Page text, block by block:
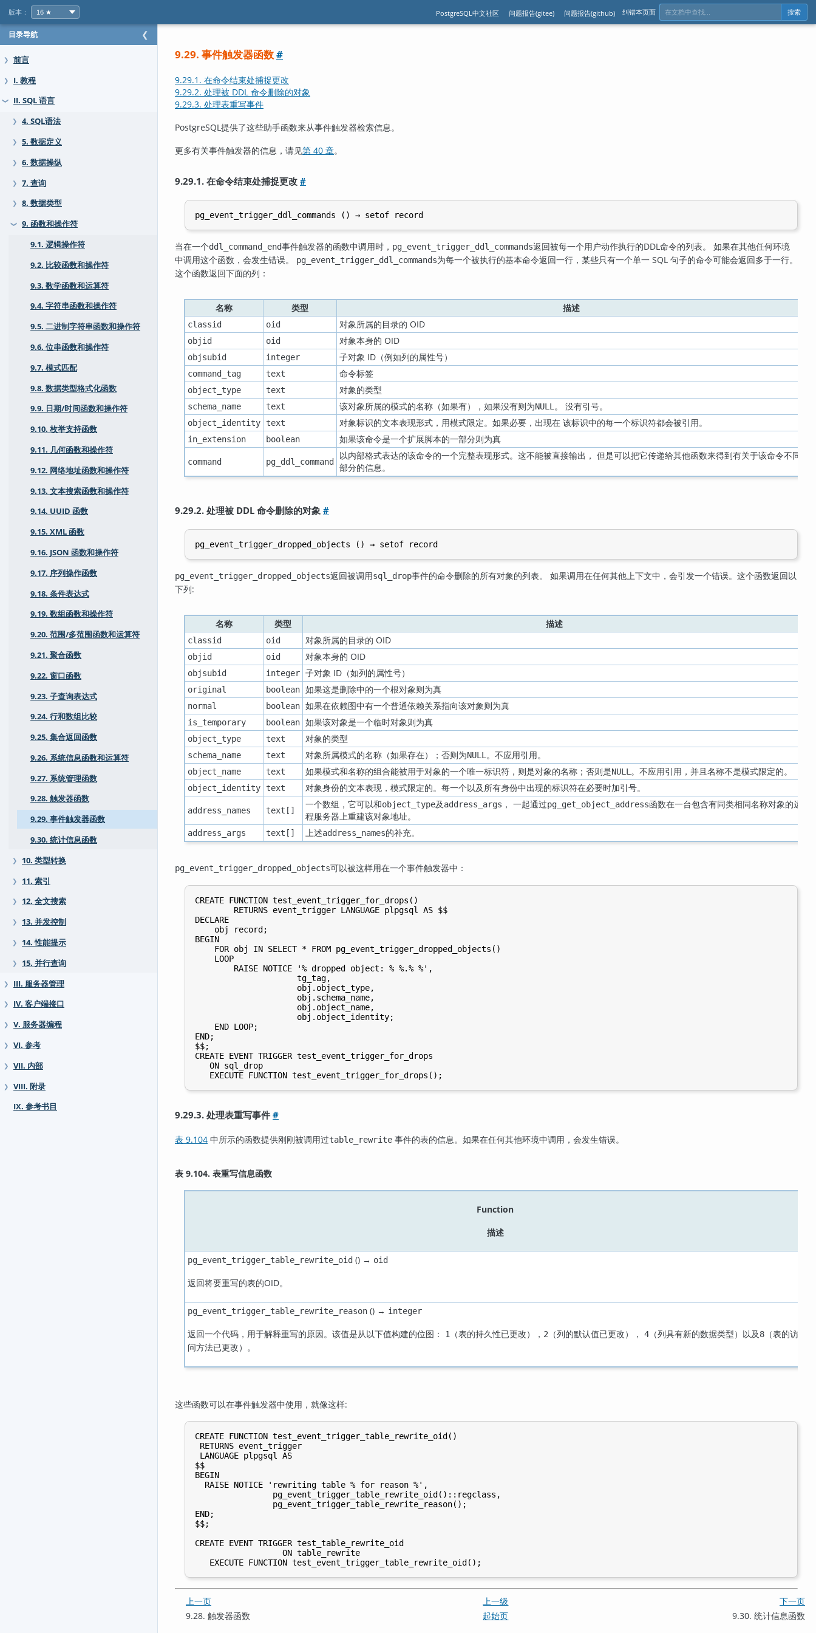
版本： PostgreSQL中文社区 问题报告(gitee) 问题报告(github) 纠错本页面 搜索
目录导航 ❮
❯ 前言
❯ I. 教程
❯ II. SQL 语言
❯ 4. SQL语法
❯ 5. 数据定义
❯ 6. 数据操纵
❯ 7. 查询
❯ 8. 数据类型
❯
9. 函数和操作符
9.1. 逻辑操作符
9.2. 比较函数和操作符
9.3. 数学函数和运算符
9.4. 字符串函数和操作符
9.5. 二进制字符串函数和操作符
9.6. 位串函数和操作符
9.7. 模式匹配
9.8. 数据类型格式化函数
9.9. 日期/时间函数和操作符
9.10. 枚举支持函数
9.11. 几何函数和操作符
9.12. 网络地址函数和操作符
9.13. 文本搜索函数和操作符
9.14. UUID 函数
9.15. XML 函数
9.16. JSON 函数和操作符
9.17. 序列操作函数
9.18. 条件表达式
9.19. 数组函数和操作符
9.20. 范围/多范围函数和运算符
9.21. 聚合函数
9.22. 窗口函数
9.23. 子查询表达式
9.24. 行和数组比较
9.25. 集合返回函数
9.26. 系统信息函数和运算符
9.27. 系统管理函数
9.28. 触发器函数
9.29. 事件触发器函数
9.30. 统计信息函数
❯ 10. 类型转换
❯ 11. 索引
❯ 12. 全文搜索
❯ 13. 并发控制
❯ 14. 性能提示
❯ 15. 并行查询
❯ III. 服务器管理
❯ IV. 客户端接口
❯ V. 服务器编程
❯ VI. 参考
❯ VII. 内部
❯
VIII. 附录
IX. 参考书目
9.29. 事件触发器函数#
9.29.1. 在命令结束处捕捉更改
9.29.2. 处理被 DDL 命令删除的对象
9.29.3. 处理表重写事件
PostgreSQL提供了这些助手函数来从事件触发器检索信息。
更多有关事件触发器的信息，请见第 40 章。
9.29.1. 在命令结束处捕捉更改#
pg_event_trigger_ddl_commands () → setof record
当在一个ddl_command_end事件触发器的函数中调用时， pg_event_trigger_ddl_commands返回被每一个用户动作执行的DDL命令的列表。 如果在其他任何环境
中调用这个函数，会发生错误。
pg_event_trigger_ddl_commands为每一个被执行的基本命令返回一行，某些只有一个单一 SQL 句子的命令可能会返回多于一行。
这个函数返回下面的列：
名称 类型 描述
classid oid 对象所属的目录的 OID
objid oid 对象本身的 OID
objsubid integer 子对象 ID（例如列的属性号）
command_tag text 命令标签
object_type text 对象的类型
schema_name text 该对象所属的模式的名称（如果有），如果没有则为NULL 。 没有引号。
object_identity text 对象标识的文本表现形式，用模式限定。如果必要，出现在 该标识中的每一个标识符都会被引用。
in_extension boolean 如果该命令是一个扩展脚本的一部分则为真
command pg_ddl_command
以内部格式表达的该命令的一个完整表现形式。这不能被直接输出， 但是可以把它传递给其他函数来得到有关于该命令不同
部分的信息。
9.29.2. 处理被 DDL 命令删除的对象#
pg_event_trigger_dropped_objects () → setof record
pg_event_trigger_dropped_objects返回被调用sql_drop事件的命令删除的所有对象的列表。 如果调用在任何其他上下文中，会引发一个错误。这个函数返回以
下列:
名称 类型 描述
classid oid 对象所属的目录的 OID
objid oid 对象本身的 OID
objsubid integer 子对象 ID（如列的属性号）
original boolean 如果这是删除中的一个根对象则为真
normal boolean 如果在依赖图中有一个普通依赖关系指向该对象则为真
is_temporary boolean 如果该对象是一个临时对象则为真
object_type text 对象的类型
schema_name text 对象所属模式的名称（如果存在）；否则为NULL 。不应用引用。
object_name text 如果模式和名称的组合能被用于对象的一个唯一标识符，则是对象的名称；否则是NULL 。不应用引用，并且名称不是模式限定的。
object_identity text 对象身份的文本表现，模式限定的。每一个以及所有身份中出现的标识符在必要时加引号。
address_names text[]
一个数组，它可以和object_type及address_args ， 一起通过pg_get_object_address函数在一台包含有同类相同名称对象的远
程服务器上重建该对象地址。
address_args text[] 上述address_names的补充。
pg_event_trigger_dropped_objects可以被这样用在一个事件触发器中：
CREATE FUNCTION test_event_trigger_for_drops()
        RETURNS event_trigger LANGUAGE plpgsql AS $$
DECLARE
    obj record;
BEGIN
    FOR obj IN SELECT * FROM pg_event_trigger_dropped_objects()
    LOOP
        RAISE NOTICE '% dropped object: % %.% %',
                     tg_tag,
                     obj.object_type,
                     obj.schema_name,
                     obj.object_name,
                     obj.object_identity;
    END LOOP;
END;
$$;
CREATE EVENT TRIGGER test_event_trigger_for_drops
   ON sql_drop
9.29.3. 处理表重写事件#
表 9.104 中所示的函数提供刚刚被调用过table_rewrite 事件的表的信息。如果在任何其他环境中调用，会发生错误。
表 9.104. 表重写信息函数
Function
描述
pg_event_trigger_table_rewrite_oid() → oid
返回将要重写的表的OID。
pg_event_trigger_table_rewrite_reason() → integer
返回一个代码，用于解释重写的原因。该值是从以下值构建的位图： 1（表的持久性已更改）， 2（列的默认值已更改）， 4（列具有新的数据类型）以及8（表的访
问方法已更改）。
这些函数可以在事件触发器中使用，就像这样:
CREATE FUNCTION test_event_trigger_table_rewrite_oid()
RETURNS event_trigger
LANGUAGE plpgsql AS
$$
BEGIN
  RAISE NOTICE 'rewriting table % for reason %',
                pg_event_trigger_table_rewrite_oid()::regclass,
                pg_event_trigger_table_rewrite_reason();
END;
$$;
CREATE EVENT TRIGGER test_table_rewrite_oid
                  ON table_rewrite
上一页 上一级
下一页
9.28. 触发器函数
起始页 9.30. 统计信息函数